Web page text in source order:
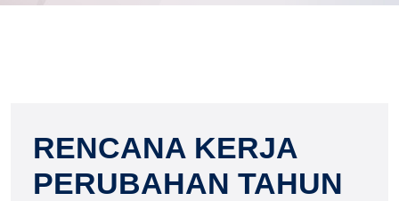
RENCANA KERJA
PERUBAHAN TAHUN